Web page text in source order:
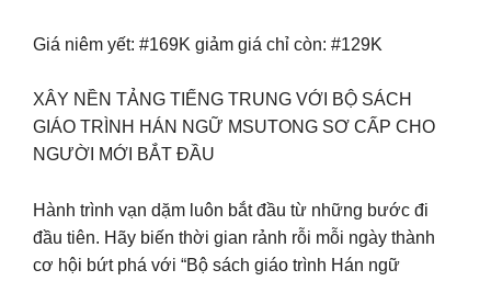
Giá niêm yết: #169K giảm giá chỉ còn: #129K
XÂY NỀN TẢNG TIẾNG TRUNG VỚI BỘ SÁCH
GIÁO TRÌNH HÁN NGỮ MSUTONG SƠ CẤP CHO
NGƯỜI MỚI BẮT ĐẦU
Hành trình vạn dặm luôn bắt đầu từ những bước đi
đầu tiên. Hãy biến thời gian rảnh rỗi mỗi ngày thành
cơ hội bứt phá với “Bộ sách giáo trình Hán ngữ